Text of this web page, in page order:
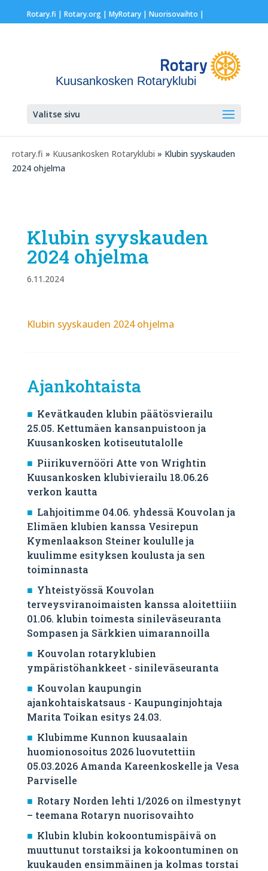
Rotary.fi | Rotary.org| MyRotary | Nuorisovaihto |
Kuusankosken Rotaryklubi
Valitse sivu
rotary.fi » Kuusankosken Rotaryklubi » Klubin syyskauden
2024 ohjelma
Klubin syyskauden
2024 ohjelma
6.11.2024
Klubin syyskauden 2024 ohjelma
Ajankohtaista
Kevätkauden klubin päätösvierailu
25.05. Kettumäen kansanpuistoon ja
Kuusankosken kotiseututalolle
Piirikuvernööri Atte von Wrightin
Kuusankosken klubivierailu 18.06.26
verkon kautta
Lahjoitimme 04.06. yhdessä Kouvolan ja
Elimäen klubien kanssa Vesirepun
Kymenlaakson Steiner koululle ja
kuulimme esityksen koulusta ja sen
toiminnasta
Yhteistyössä Kouvolan
terveysviranoimaisten kanssa aloitettiiin
01.06. klubin toimesta sinileväseuranta
Sompasen ja Särkkien uimarannoilla
Kouvolan rotaryklubien
ympäristöhankkeet - sinileväseuranta
Kouvolan kaupungin
ajankohtaiskatsaus - Kaupunginjohtaja
Marita Toikan esitys 24.03.
Klubimme Kunnon kuusaalain
huomionosoitus 2026 luovutettiin
05.03.2026 Amanda Kareenkoskelle ja Vesa
Parviselle
​Rotary Norden lehti 1/2026 on ilmestynyt
– teemana Rotaryn nuorisovaihto
Klubin klubin kokoontumispäivä on
muuttunut torstaiksi ja kokoontuminen on
kuukauden ensimmäinen ja kolmas torstai